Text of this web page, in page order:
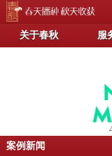
关于春秋 服
案例新闻